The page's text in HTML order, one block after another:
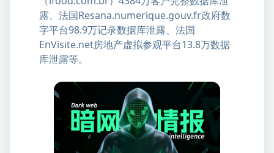
露、法国Resana.numerique.gouv.fr政府数
字平台98.9万记录数据库泄露、法国
EnVisite.net房地产虚拟参观平台13.8万数据
库泄露等。